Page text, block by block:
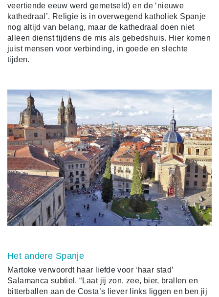
veertiende eeuw werd gemetseld) en de ‘nieuwe
kathedraal’. Religie is in overwegend katholiek Spanje
nog altijd van belang, maar de kathedraal doen niet
alleen dienst tijdens de mis als gebedshuis. Hier komen
juist mensen voor verbinding, in goede en slechte
tijden.
Het andere Spanje
Martoke verwoordt haar liefde voor ‘haar stad’
Salamanca subtiel. “Laat jij zon, zee, bier, brallen en
bitterballen aan de Costa’s liever links liggen en ben jij